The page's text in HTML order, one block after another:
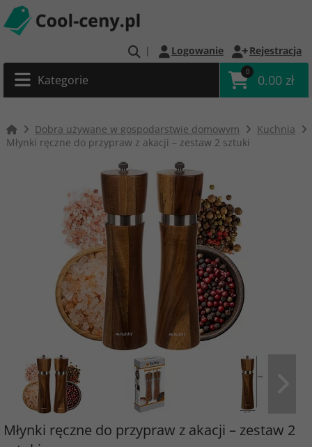
| Logowanie Rejestracja
Kategorie
0
0.00 zł
Dobra używane w gospodarstwie domowym
Kuchnia
Młynki ręczne do przypraw z akacji – zestaw 2 sztuki
Młynki ręczne do przypraw z akacji – zestaw 2